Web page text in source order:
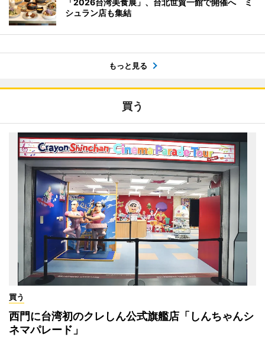
「2026台湾美食展」、台北世貿一館で開催へ ミ
シュラン店も集結
もっと見る
買う
買う
西門に台湾初のクレしん公式旗艦店「しんちゃんシ
ネマパレード」